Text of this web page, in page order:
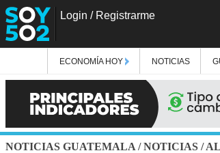
Login / Registrarme
ECONOMÍA HOY NOTICIAS
NOTICIAS GUATEMALA /NOTICIAS /